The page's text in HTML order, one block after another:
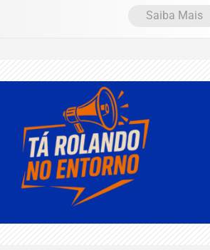
Saiba Mais